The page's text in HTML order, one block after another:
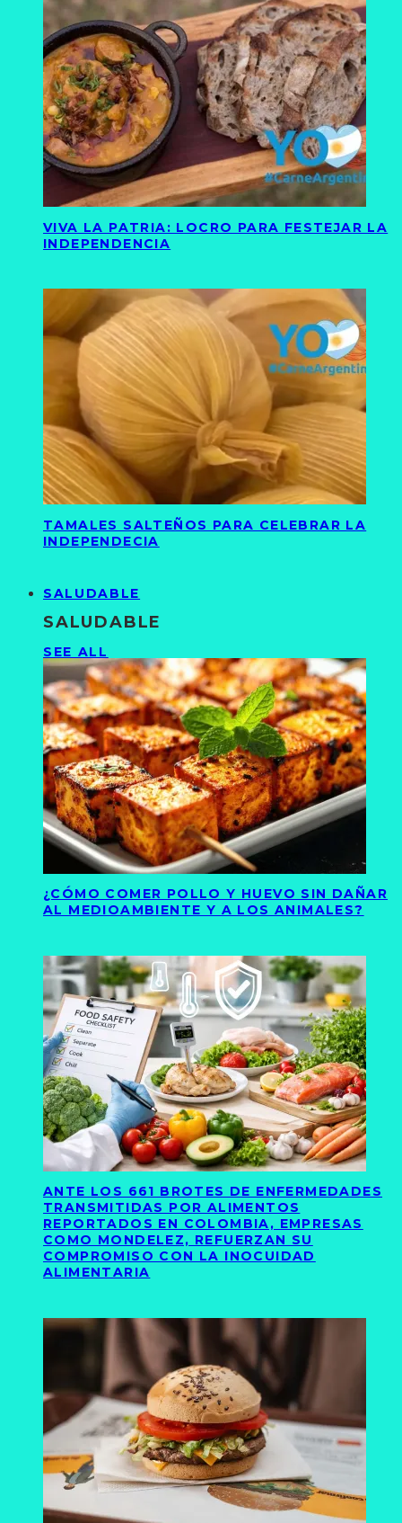
VIVA LA PATRIA: LOCRO PARA FESTEJAR LA
INDEPENDENCIA
TAMALES SALTEÑOS PARA CELEBRAR LA
INDEPENDECIA
SALUDABLE
SALUDABLE
SEE ALL
¿CÓMO COMER POLLO Y HUEVO SIN DAÑAR
AL MEDIOAMBIENTE Y A LOS ANIMALES?
ANTE LOS 661 BROTES DE ENFERMEDADES
TRANSMITIDAS POR ALIMENTOS
REPORTADOS EN COLOMBIA, EMPRESAS
COMO MONDELEZ, REFUERZAN SU
COMPROMISO CON LA INOCUIDAD
ALIMENTARIA